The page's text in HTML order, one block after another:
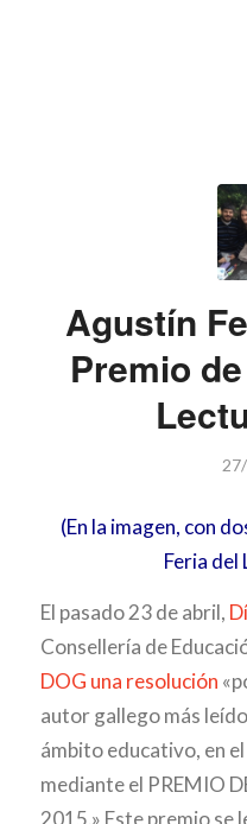
Agustín
Premio
(En la imagen, con
Feria del
El pasado 23 de abril,
Consellería de
DOG una resolución
autor gallego más
ámbito educativo, en
mediante el PREMIO
2015.» Este premio se